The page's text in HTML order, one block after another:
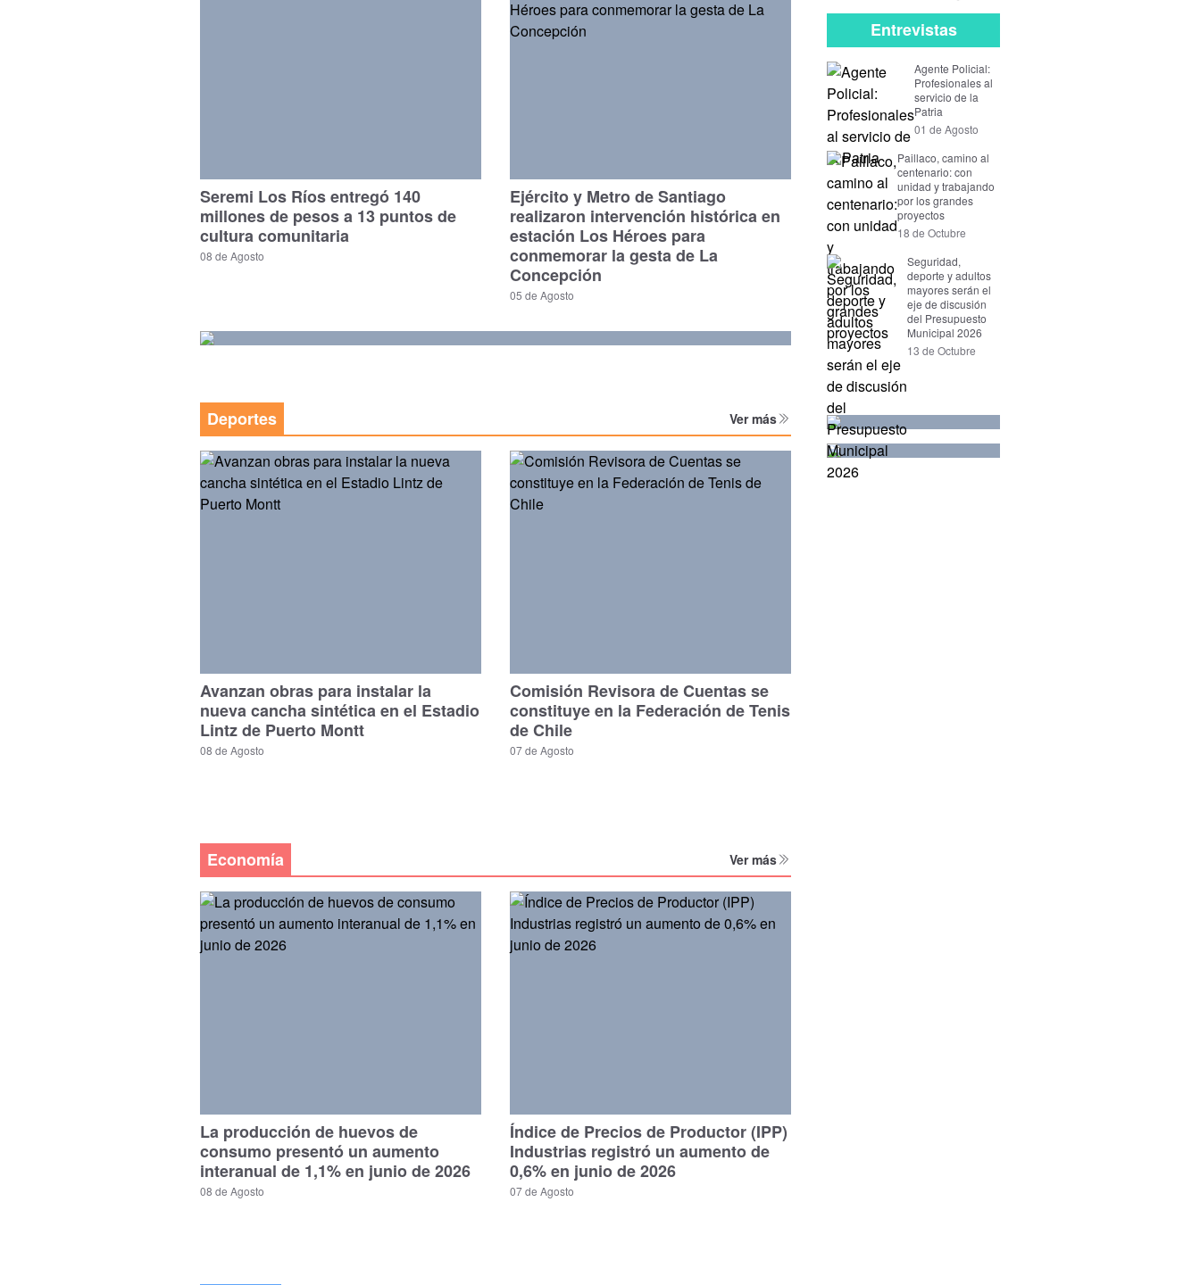
Seremi Los Ríos entregó 140
millones de pesos a 13 puntos de
cultura comunitaria
08 de Agosto
Ejército y Metro de Santiago
realizaron intervención histórica en
estación Los Héroes para
conmemorar la gesta de La
Concepción
05 de Agosto
Deportes Ver más
Avanzan obras para instalar la
nueva cancha sintética en el Estadio
Lintz de Puerto Montt
08 de Agosto
Comisión Revisora de Cuentas se
constituye en la Federación de Tenis
de Chile
07 de Agosto
Economía Ver más
La producción de huevos de
consumo presentó un aumento
interanual de 1,1% en junio de 2026
08 de Agosto
Índice de Precios de Productor (IPP)
Industrias registró un aumento de
0,6% en junio de 2026
07 de Agosto
Entrevistas
Agente Policial:
Profesionales al
servicio de la
Patria
01 de Agosto
Paillaco, camino al
centenario: con
unidad y trabajando
por los grandes
proyectos
18 de Octubre
Seguridad,
deporte y adultos
mayores serán el
eje de discusión
del Presupuesto
Municipal 2026
13 de Octubre